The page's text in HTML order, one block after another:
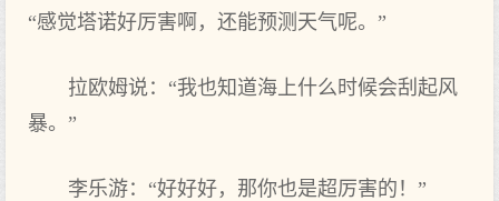
“感觉塔诺好厉害啊，还能预测天气呢。”
拉欧姆说：“我也知道海上什么时候会刮起‌风
暴。”
李乐游：“好好好，那你也是超厉害的！”